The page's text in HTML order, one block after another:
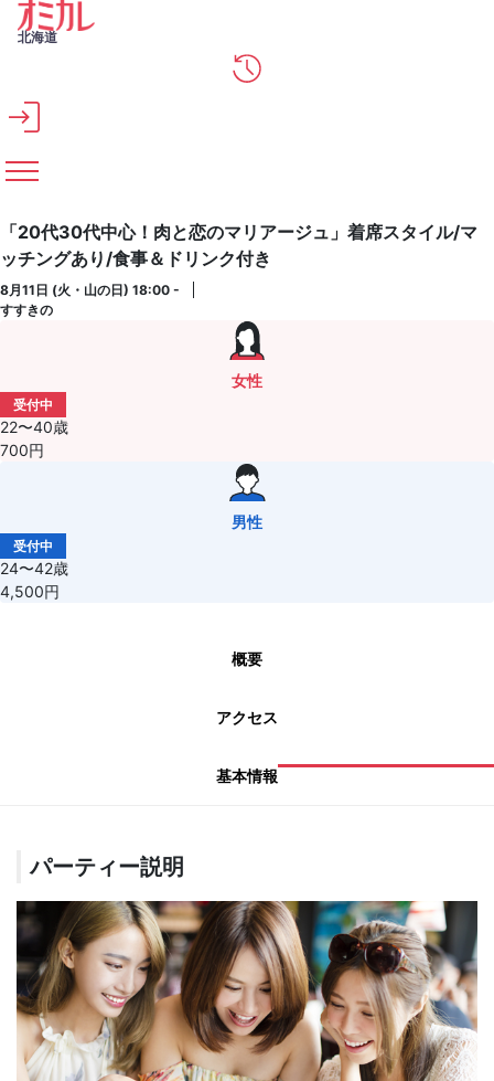
メインコンテンツへスキップ
北海道
「20代30代中心！肉と恋のマリアージュ」着席スタイル/マ
ッチングあり/食事＆ドリンク付き
8月11日 (火・山の日) 18:00 -
すすきの
女性
受付中
22〜40歳
700円
男性
受付中
24〜42歳
4,500円
概要
アクセス
基本情報
パーティー説明